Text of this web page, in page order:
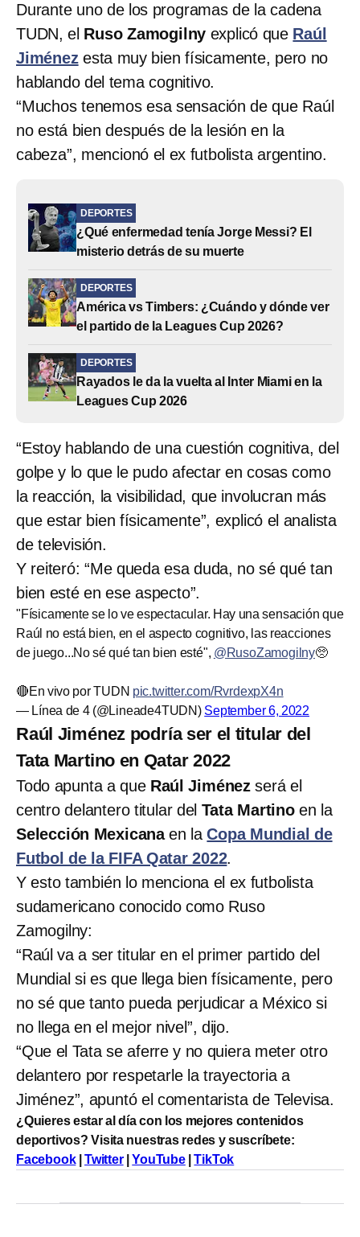
Durante uno de los programas de la cadena
TUDN, el Ruso Zamogilny explicó que Raúl
Jiménezesta muy bien físicamente, pero no
hablando del tema cognitivo.
“Muchos tenemos esa sensación de que Raúl
no está bien después de la lesión en la
cabeza”, mencionó el ex futbolista argentino.
DEPORTES
¿Qué enfermedad tenía Jorge Messi? El
misterio detrás de su muerte
DEPORTES
América vs Timbers: ¿Cuándo y dónde ver
el partido de la Leagues Cup 2026?
DEPORTES
Rayados le da la vuelta al Inter Miami en la
Leagues Cup 2026
“Estoy hablando de una cuestión cognitiva, del
golpe y lo que le pudo afectar en cosas como
la reacción, la visibilidad, que involucran más
que estar bien físicamente”, explicó el analista
de televisión.
Y reiteró: “Me queda esa duda, no sé qué tan
bien esté en ese aspecto”.
"Físicamente se lo ve espectacular. Hay una sensación que
Raúl no está bien, en el aspecto cognitivo, las reacciones
de juego...No sé qué tan bien esté", @RusoZamogilny🥺
🔴En vivo por TUDN pic.twitter.com/RvrdexpX4n
— Línea de 4 (@Lineade4TUDN) September 6, 2022
Raúl Jiménez podría ser el titular del
Tata Martino en Qatar 2022
Todo apunta a queRaúl Jiménez será el
centro delantero titular del Tata Martinoen la
Selección Mexicanaen laCopa Mundial de
Futbol de la FIFA Qatar 2022.
Y esto también lo menciona el ex futbolista
sudamericano conocido como Ruso
Zamogilny:
“Raúl va a ser titular en el primer partido del
Mundial si es que llega bien físicamente, pero
no sé que tanto pueda perjudicar a México si
no llega en el mejor nivel”, dijo.
“Que el Tata se aferre y no quiera meter otro
delantero por respetarle la trayectoria a
Jiménez”, apuntó el comentarista de Televisa.
¿Quieres estar al día con los mejores contenidos
deportivos? Visita nuestras redes y suscríbete:
Facebook|Twitter|YouTube|TikTok